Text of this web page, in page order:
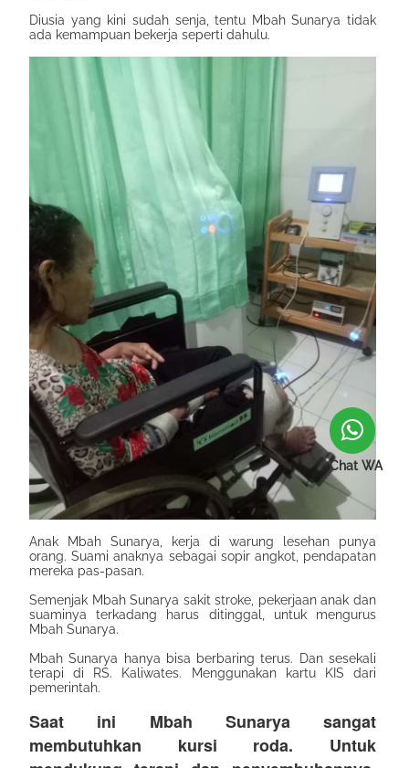
Diusia yang kini sudah senja, tentu Mbah Sunarya tidak
ada kemampuan bekerja seperti dahulu.
Anak Mbah Sunarya, kerja di warung lesehan punya
orang. Suami anaknya sebagai sopir angkot, pendapatan
mereka pas-pasan.
Semenjak Mbah Sunarya sakit stroke, pekerjaan anak dan
suaminya terkadang harus ditinggal, untuk mengurus
Mbah Sunarya.
Mbah Sunarya hanya bisa berbaring terus. Dan sesekali
terapi di RS. Kaliwates. Menggunakan kartu KIS dari
pemerintah.
Saat ini Mbah Sunarya sangat
membutuhkan kursi roda. Untuk
Chat WA